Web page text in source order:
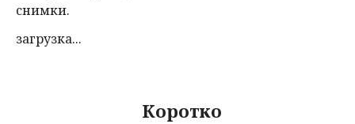
снимки.
загрузка...
Коротко